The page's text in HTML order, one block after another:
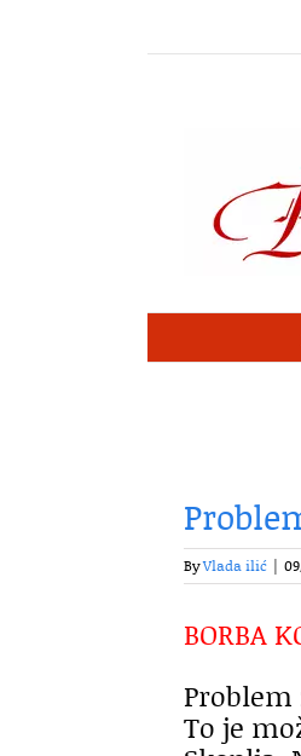
ByVlada ilić |
BORBA
To je